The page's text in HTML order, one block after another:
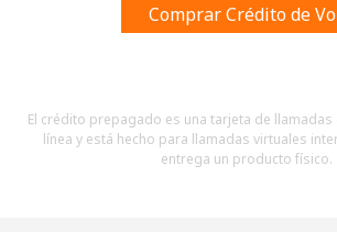
Mantente en contacto para recibir
Comprar Crédito de
El crédito prepagado es una tarjeta de
línea y está hecho para llamadas virtuales
entrega un producto físico.